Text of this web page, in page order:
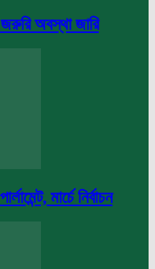
অবস্থা জারি
মার্চে নির্বাচন